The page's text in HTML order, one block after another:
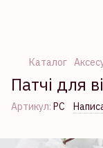
Каталог
Патчі для
Артикул: PC